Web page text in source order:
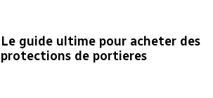
Le guide ultime pour acheter des
protections de portieres